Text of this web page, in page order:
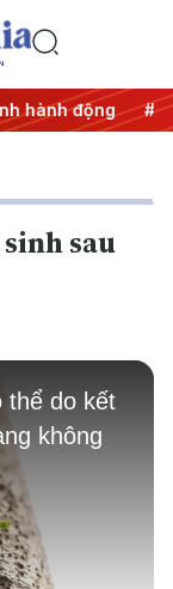
#Chiến dịch
sau
thể do kết
không